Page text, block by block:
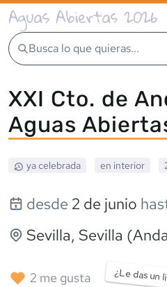
Aguas Abiertas 2026
Busca lo que quieras...
XXI Cto. de
Aguas
ya celebrada en interior
desde 2 de junio
Sevilla, Sevilla
2 me gusta ¿Le das un